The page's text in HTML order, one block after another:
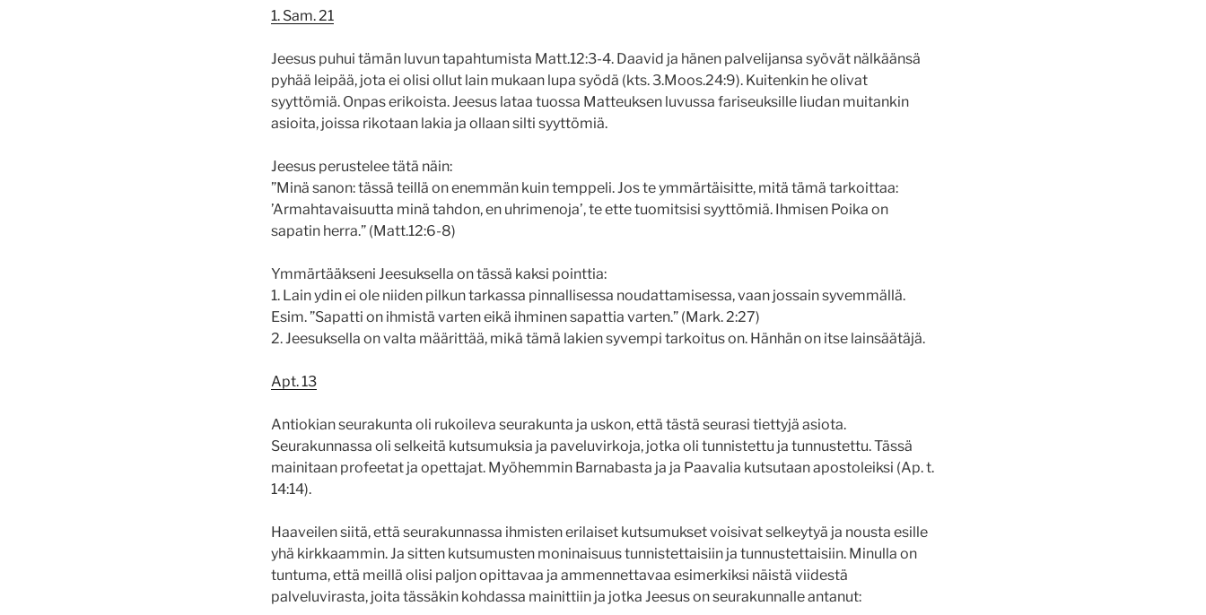
1. Sam. 21
Jeesus puhui tämän luvun tapahtumista Matt.12:3-4. Daavid ja hänen palvelijansa syövät nälkäänsä
pyhää leipää, jota ei olisi ollut lain mukaan lupa syödä (kts. 3.Moos.24:9). Kuitenkin he olivat
syyttömiä. Onpas erikoista. Jeesus lataa tuossa Matteuksen luvussa fariseuksille liudan muitankin
asioita, joissa rikotaan lakia ja ollaan silti syyttömiä.
Jeesus perustelee tätä näin:
”Minä sanon: tässä teillä on enemmän kuin temppeli. Jos te ymmärtäisitte, mitä tämä tarkoittaa:
’Armahtavaisuutta minä tahdon, en uhrimenoja’, te ette tuomitsisi syyttömiä. Ihmisen Poika on
sapatin herra.” (Matt.12:6-8)
Ymmärtääkseni Jeesuksella on tässä kaksi pointtia:
1. Lain ydin ei ole niiden pilkun tarkassa pinnallisessa noudattamisessa, vaan jossain syvemmällä.
Esim. ”Sapatti on ihmistä varten eikä ihminen sapattia varten.” (Mark. 2:27)
2. Jeesuksella on valta määrittää, mikä tämä lakien syvempi tarkoitus on. Hänhän on itse lainsäätäjä.
Apt. 13
Antiokian seurakunta oli rukoileva seurakunta ja uskon, että tästä seurasi tiettyjä asiota.
Seurakunnassa oli selkeitä kutsumuksia ja paveluvirkoja, jotka oli tunnistettu ja tunnustettu. Tässä
mainitaan profeetat ja opettajat. Myöhemmin Barnabasta ja ja Paavalia kutsutaan apostoleiksi (Ap. t.
14:14).
Haaveilen siitä, että seurakunnassa ihmisten erilaiset kutsumukset voisivat selkeytyä ja nousta esille
yhä kirkkaammin. Ja sitten kutsumusten moninaisuus tunnistettaisiin ja tunnustettaisiin. Minulla on
tuntuma, että meillä olisi paljon opittavaa ja ammennettavaa esimerkiksi näistä viidestä
palveluvirasta, joita tässäkin kohdassa mainittiin ja jotka Jeesus on seurakunnalle antanut: